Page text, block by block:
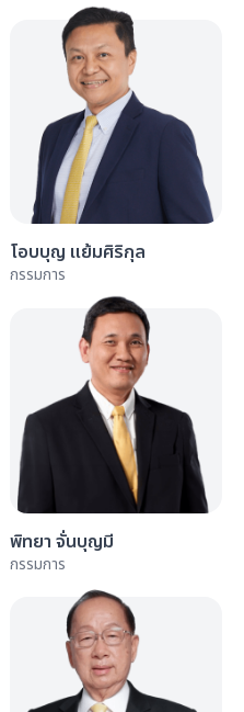
โอบบุญ แย้มศิริกุล
กรรมการ
พิทยา จั่นบุญมี
กรรมการ